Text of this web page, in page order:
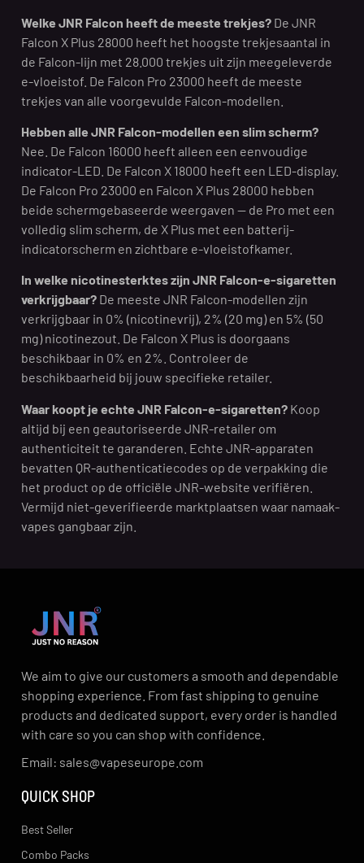
Welke JNR Falcon heeft de meeste trekjes? De JNR
Falcon X Plus 28000 heeft het hoogste trekjesaantal in
de Falcon-lijn met 28.000 trekjes uit zijn meegeleverde
e-vloeistof. De Falcon Pro 23000 heeft de meeste
trekjes van alle voorgevulde Falcon-modellen.
Hebben alle JNR Falcon-modellen een slim scherm?
Nee. De Falcon 16000 heeft alleen een eenvoudige
indicator-LED. De Falcon X 18000 heeft een LED-display.
De Falcon Pro 23000 en Falcon X Plus 28000 hebben
beide schermgebaseerde weergaven — de Pro met een
volledig slim scherm, de X Plus met een batterij-
indicatorscherm en zichtbare e-vloeistofkamer.
In welke nicotinesterktes zijn JNR Falcon-e-sigaretten
verkrijgbaar? De meeste JNR Falcon-modellen zijn
verkrijgbaar in 0% (nicotinevrij), 2% (20 mg) en 5% (50
mg) nicotinezout. De Falcon X Plus is doorgaans
beschikbaar in 0% en 2%. Controleer de
beschikbaarheid bij jouw specifieke retailer.
Waar koopt je echte JNR Falcon-e-sigaretten? Koop
altijd bij een geautoriseerde JNR-retailer om
authenticiteit te garanderen. Echte JNR-apparaten
bevatten QR-authenticatiecodes op de verpakking die
het product op de officiële JNR-website verifiëren.
Vermijd niet-geverifieerde marktplaatsen waar namaak-
vapes gangbaar zijn.
We aim to give our customers a smooth and dependable
shopping experience. From fast shipping to genuine
products and dedicated support, every order is handled
with care so you can shop with confidence.
Email: sales@vapeseurope.com
QUICK SHOP
Best Seller
Combo Packs